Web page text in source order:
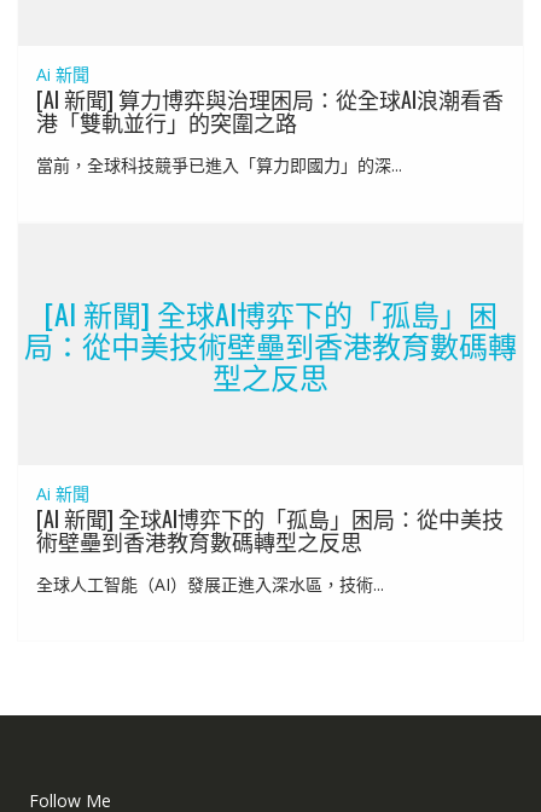
Ai 新聞
[AI 新聞] 算力博弈與治理困局：從全球AI浪潮看香
港「雙軌並行」的突圍之路
當前，全球科技競爭已進入「算力即國力」的深...
[AI 新聞] 全球AI博弈下的「孤島」困
局：從中美技術壁壘到香港教育數碼轉
型之反思
Ai 新聞
[AI 新聞] 全球AI博弈下的「孤島」困局：從中美技
術壁壘到香港教育數碼轉型之反思
全球人工智能（AI）發展正進入深水區，技術...
Follow Me